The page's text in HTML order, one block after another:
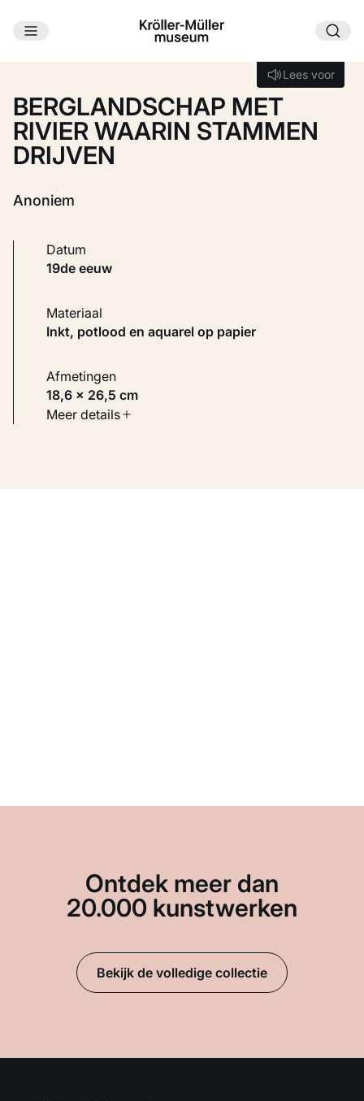
Ga naar hoofdinhoud
Lees voor
Lees voor
BERGLANDSCHAP MET
RIVIER WAARIN STAMMEN
DRIJVEN
Anoniem
Datum
19de eeuw
Materiaal
Inkt, potlood en aquarel op papier
Afmetingen
18,6 × 26,5 cm
Soort werk
Meer details
Ontdek meer dan
20.000 kunstwerken
Bekijk de volledige collectie